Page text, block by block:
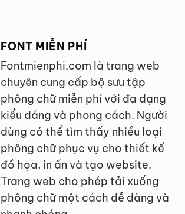
FONT MIỄN PHÍ
Fontmienphi.com là trang web
chuyên cung cấp bộ sưu tập
phông chữ miễn phí với đa dạng
kiểu dáng và phong cách. Người
dùng có thể tìm thấy nhiều loại
phông chữ phục vụ cho thiết kế
đồ họa, in ấn và tạo website.
Trang web cho phép tải xuống
phông chữ một cách dễ dàng và